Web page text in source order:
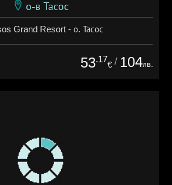
о-в Тасос
Grand Resort - о. Тасос
53.17
€ / 104лв.